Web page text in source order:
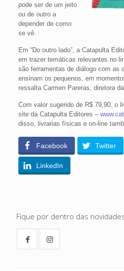
pode ser de um jeito
ou de outro a
depender de como
se vê.
Em “Do outro lado”, a Catapulta
em trazer temáticas relevantes no
são ferramentas de diálogo com as
ensinam os pequenos, em
ressalta Carmen Pareras, diretora
Com valor sugerido de R$ 79,90, o
site da Catapulta Editores –
disso, livrarias físicas e on-line
Facebook Twitter
LinkedIn
Fique por dentro das